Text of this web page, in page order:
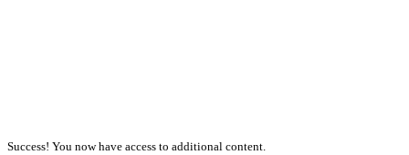
Success! You now have access to additional content.